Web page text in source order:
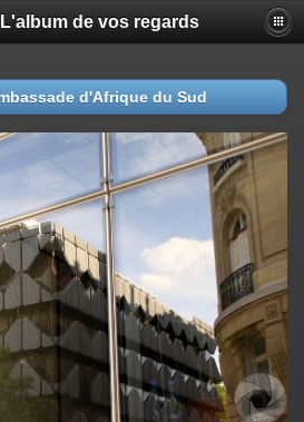
de vos regards
d'Afrique du Sud